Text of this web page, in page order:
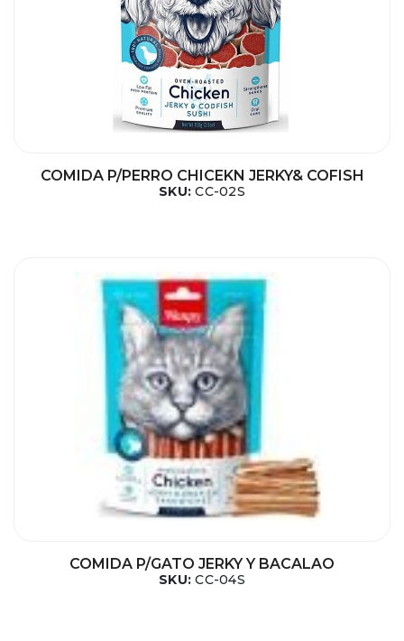
COMIDA P/PERRO CHICEKN JERKY& COFISH
SKU:CC-02S
COMIDA P/GATO JERKY Y BACALAO
SKU:CC-04S